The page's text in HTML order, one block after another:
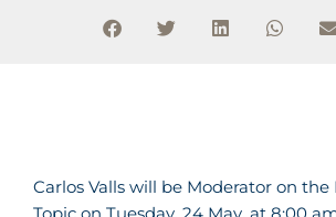
Carlos Valls will be Moderator on the